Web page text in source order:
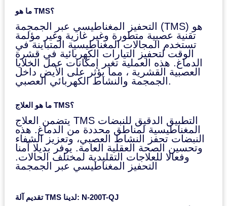
ما هو TMS؟
التحفيز المغناطيسي عبر الجمجمة (TMS) هو
تقنية عصبية متطورة وغير غازية وغير مؤلمة
تستخدم المجالات المغناطيسية المتباينة في
الوقت لتحفيز التيارات الكهربائية في قشرة
الدماغ. هذه العملية تغير إمكانات عمل الخلايا
العصبية القشرية ، مما يؤثر على الأيض داخل
الجمجمة والنشاط الكهربائي العصبي.
ما هو العلاج TMS؟
يتضمن العلاج TMS التطبيق الدقيق للنبضات
المغناطيسية لمناطق محددة من الدماغ. هذه
النبضات تحفز النشاط العصبي، وتعزيز الشفاء
وتحسين الصحة العقلية العامة. يوفر بديلا آمنا
وفعالا للعلاجات التقليدية لمختلف الحالات.
التحفيز المغناطيسي عبر الجمجمة
تقديم آلة TMS لدينا: N-200T-QJ